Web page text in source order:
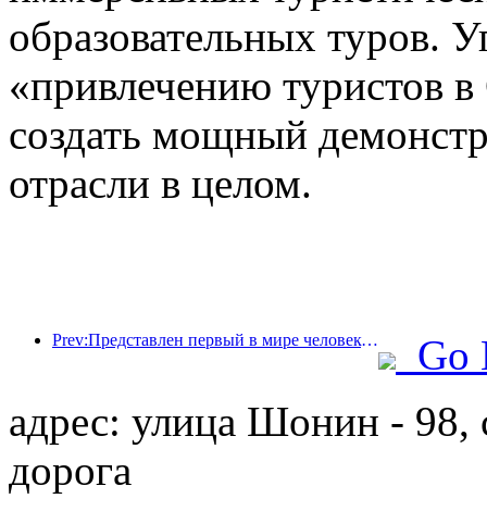
образовательных туров.
«привлечению туристов
создать мощный
отрасли в целом.
Prev:Представлен первый в мире человекоподобный робот, ориентированный на обслуживание в сфере общественного питания в различных сценариях.
Go
адрес: улица Шонин - 98,
дорога